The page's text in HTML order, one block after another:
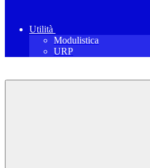
Utilità
Modulistica
URP